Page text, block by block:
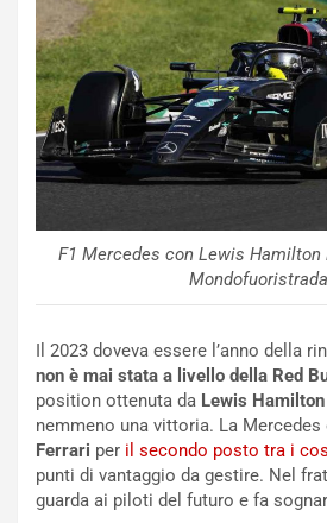
F1 Mercedes con Lewis Hamilton
Il 2023 doveva essere l’anno della
non è mai stata a livello della Red
position ottenuta da Lewis Hamilton
nemmeno una vittoria. La
Ferrari per il secondo posto tra i
punti di vantaggio da gestire. Nel
guarda ai piloti del futuro e fa
u
n
N
u
o
v
o
e
d
M
o
n
d
a
NOTIZIE
C
o
n
e
a
o
O
a